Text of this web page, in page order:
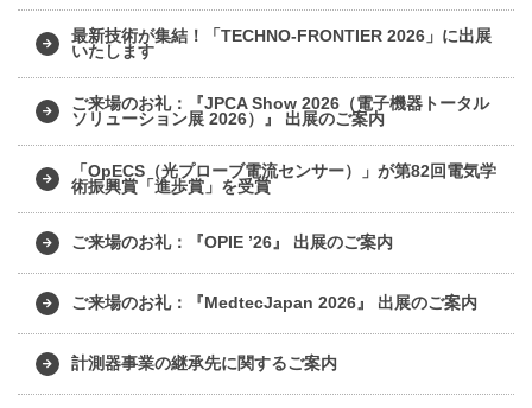
最新技術が集結！「TECHNO-FRONTIER 2026」に出展
いたします
ご来場のお礼：『JPCA Show 2026（電子機器トータル
ソリューション展 2026）』 出展のご案内
「OpECS（光プローブ電流センサー）」が第82回電気学
術振興賞「進歩賞」を受賞
ご来場のお礼：『OPIE ’26』 出展のご案内
ご来場のお礼：『MedtecJapan 2026』 出展のご案内
計測器事業の継承先に関するご案内